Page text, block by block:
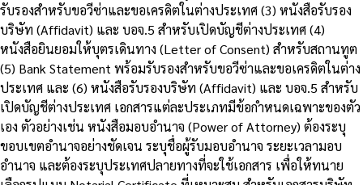
รับรองสำหรับขอวีซ่าและขอเครดิตในต่างประเทศ (3) หนังสือรับรอง
บริษัท (Affidavit) และ บอจ.5 สำหรับเปิดบัญชีต่างประเทศ (4)
หนังสือยินยอมให้บุตรเดินทาง (Letter of Consent) สำหรับสถานทูต
(5) Bank Statement พร้อมรับรองสำหรับขอวีซ่าและขอเครดิตในต่าง
ประเทศ และ (6) หนังสือรับรองบริษัท (Affidavit) และ บอจ.5 สำหรับ
เปิดบัญชีต่างประเทศ เอกสารแต่ละประเภทมีข้อกำหนดเฉพาะของตัว
เอง ตัวอย่างเช่น หนังสือมอบอำนาจ (Power of Attorney) ต้องระบุ
ขอบเขตอำนาจอย่างชัดเจน ระบุชื่อผู้รับมอบอำนาจ ระยะเวลามอบ
อำนาจ และต้องระบุประเทศปลายทางที่จะใช้เอกสาร เพื่อให้ทนาย